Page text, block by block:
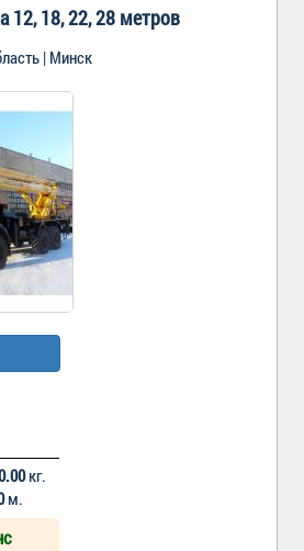
12, 18, 22, 28 метров
| Минск
кг.
м.